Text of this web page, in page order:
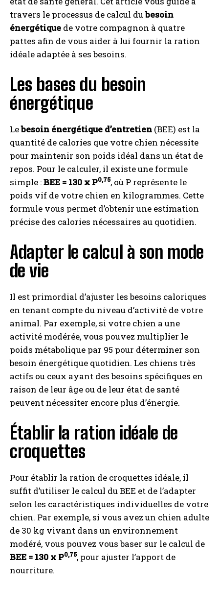
travers le processus de calcul dubesoin
énergétique de votre compagnon à quatre
pattes afin de vous aider à lui fournir la ration
idéale adaptée à ses besoins.
Les bases du besoin
énergétique
Lebesoin énergétique d’entretien (BEE) est la
quantité de calories que votre chien nécessite
pour maintenir son poids idéal dans un état de
repos. Pour le calculer, il existe une formule
simple :BEE = 130 x P0,75, où P représente le
poids vif de votre chien en kilogrammes. Cette
formule vous permet d’obtenir une estimation
précise des calories nécessaires au quotidien.
Adapter le calcul à son mode
de vie
Il est primordial d’ajuster les besoins caloriques
en tenant compte du niveau d’activité de votre
animal. Par exemple, si votre chien a une
activité modérée, vous pouvez multiplier le
poids métabolique par 95 pour déterminer son
besoin énergétique quotidien. Les chiens très
actifs ou ceux ayant des besoins spécifiques en
raison de leur âge ou de leur état de santé
peuvent nécessiter encore plus d’énergie.
Établir la ration idéale de
croquettes
Pour établir la ration de croquettes idéale, il
suffit d’utiliser le calcul du BEE et de l’adapter
selon les caractéristiques individuelles de votre
chien. Par exemple, si vous avez un chien adulte
de 30 kg vivant dans un environnement
modéré, vous pouvez vous baser sur le calcul de
BEE = 130 x P0,75, pour ajuster l’apport de
nourriture.